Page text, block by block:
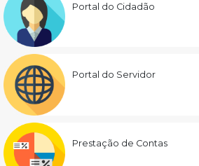
Portal do Cidadão
Portal do Servidor
Prestação de Contas